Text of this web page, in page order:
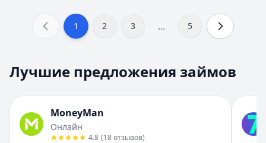
1 2 3 ... 5
Лучшие предложения займов
MoneyMan
Онлайн
4.8 (18отзывов)